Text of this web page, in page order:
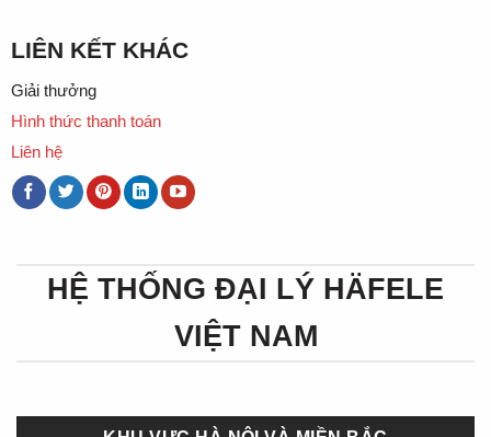
LIÊN KẾT KHÁC
Giải thưởng
Hình thức thanh toán
Liên hệ
HỆ THỐNG ĐẠI LÝ HÄFELE
VIỆT NAM